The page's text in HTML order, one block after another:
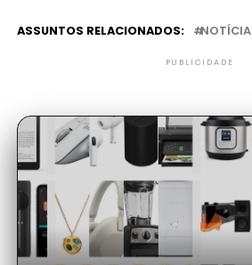
ASSUNTOS RELACIONADOS: NOTÍCIA
PUBLICIDADE